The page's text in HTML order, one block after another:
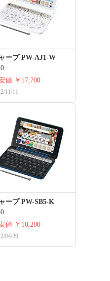
ープ PW-AJ1-W
値 ￥17,700
11/11
ープ PW-SB5-K
値 ￥10,200
04/20